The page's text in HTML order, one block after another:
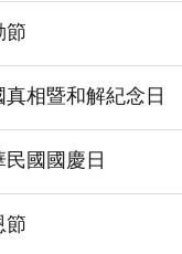
節
真相暨和解紀念日
民國國慶日
節